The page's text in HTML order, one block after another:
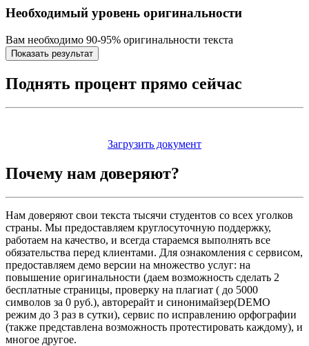
Необходимый уровень оригинальности
Вам необходимо 90-95% оригинальности текста
Показать результат
Поднять процент прямо сейчас
Загрузить документ
Почему нам доверяют?
Нам доверяют свои текста тысячи студентов со всех уголков
страны. Мы предоставляем круглосуточную поддержку,
работаем на качество, и всегда стараемся выполнять все
обязательства перед клиентами. Для ознакомления с сервисом,
предоставляем демо версии на множество услуг: на
повышение оригинальности (даем возможность сделать 2
бесплатные страницы, проверку на плагиат ( до 5000
символов за 0 руб.), авторерайт и синонимайзер(DEMO
режим до 3 раз в сутки), сервис по исправлению орфографии
(также представлена возможность протестировать каждому), и
многое другое.